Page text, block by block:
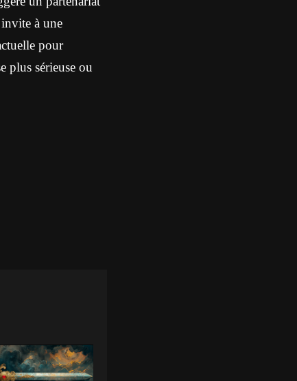
à une
pour
plus sérieuse ou